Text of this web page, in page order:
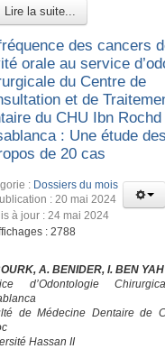
Lire la suite...
des cancers
orale au service
du Centre de
et de
du CHU Ibn Rochd
: Une étude
de 20 cas
: Dossiers du mois
: 20 mai 2024
à jour : 24 mai 2024
: 2788
A. BENIDER, I. BEN
d’Odontologie
de Médecine Dentaire de
Hassan II